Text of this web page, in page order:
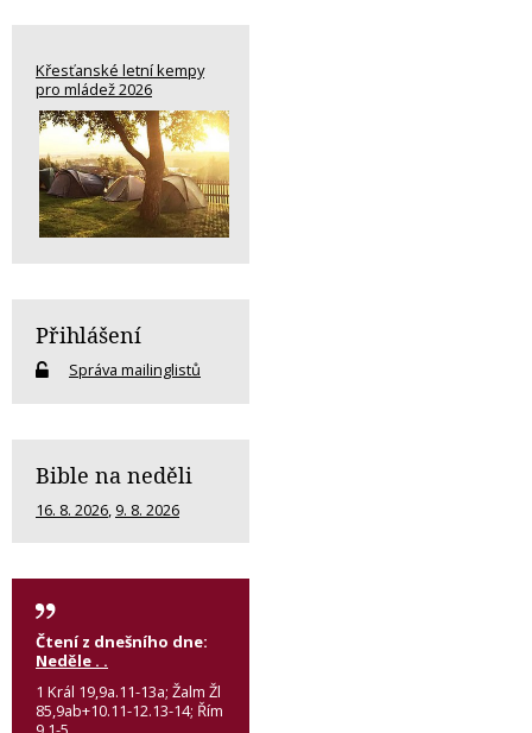
Křesťanské letní kempy
pro mládež 2026
Přihlášení
Správa mailinglistů
Bible na neděli
16. 8. 2026, 9. 8. 2026
Čtení z dnešního dne:
Neděle . .
1 Král 19,9a.11-13a; Žalm Žl
85,9ab+10.11-12.13-14; Řím